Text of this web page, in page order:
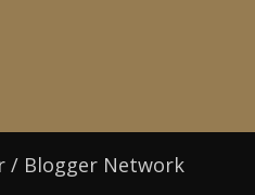
/ Blogger Network